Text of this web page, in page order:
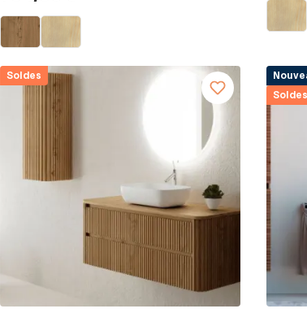
Soldes
Soldes